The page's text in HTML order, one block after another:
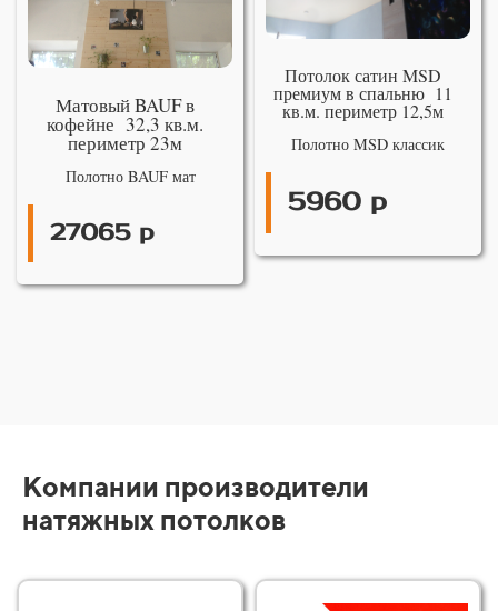
Матовый BAUF в
кофейне 32,3 кв.м.
периметр 23м
Полотно BAUF мат
27065 р
Потолок сатин MSD
премиум в спальню 11
кв.м. периметр 12,5м
Полотно MSD классик
5960 р
Компании производители
натяжных потолков